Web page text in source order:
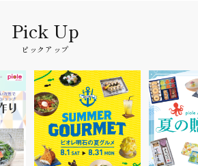
ピックアップ